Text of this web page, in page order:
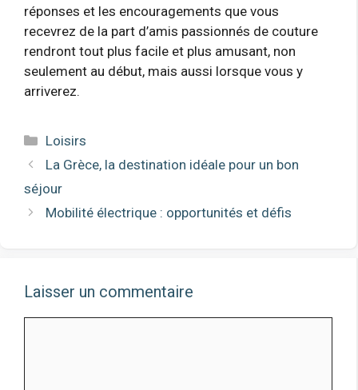
réponses et les encouragements que vous
recevrez de la part d’amis passionnés de couture
rendront tout plus facile et plus amusant, non
seulement au début, mais aussi lorsque vous y
arriverez.
Catégories
Loisirs
La Grèce, la destination idéale pour un bon
séjour
Mobilité électrique : opportunités et défis
Laisser un commentaire